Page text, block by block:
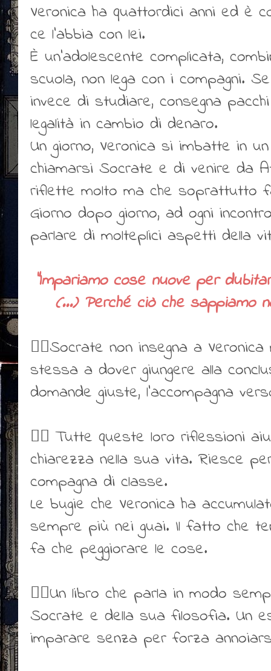
Veronica ha quattordici anni ed è
ce l'abbia con lei.
È un'adolescente complicata,
scuola, non lega con i compagni.
invece di studiare, consegna
legalità in cambio di denaro.
Un giorno, Veronica si imbatte in
chiamarsi Socrate e di venire da
riflette molto ma che soprattutto
Giorno dopo giorno, ad ogni
parlare di molteplici aspetti della
"Impariamo cose nuove per
(...) Perché ciò che sappiamo
👍🏻Socrate non insegna a
stessa a dover giungere alla
domande giuste, l'accompagna
👍🏻 Tutte queste loro riflessioni
chiarezza nella sua vita. Riesce
compagna di classe.
Le bugie che Veronica ha
sempre più nei guai. Il fatto che
fa che peggiorare le cose.
👍🏻Un libro che parla in modo
Socrate e della sua filosofia. Un
imparare senza per forza